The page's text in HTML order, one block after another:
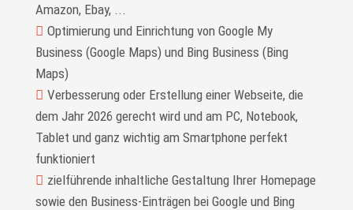
Amazon, Ebay, ...
Optimierung und Einrichtung von Google My
Business (Google Maps) und Bing Business (Bing
Maps)
Verbesserung oder Erstellung einer Webseite, die
dem Jahr 2026 gerecht wird und am PC, Notebook,
Tablet und ganz wichtig am Smartphone perfekt
funktioniert
zielführende inhaltliche Gestaltung Ihrer Homepage
sowie den Business-Einträgen bei Google und Bing